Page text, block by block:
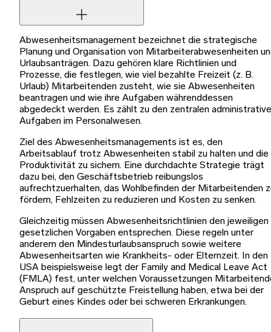
Abwesenheitsmanagement bezeichnet die strategische
Planung und Organisation von Mitarbeiterabwesenheiten
Urlaubsanträgen. Dazu gehören klare Richtlinien und
Prozesse, die festlegen, wie viel bezahlte Freizeit (z. B.
Urlaub) Mitarbeitenden zusteht, wie sie Abwesenheiten
beantragen und wie ihre Aufgaben währenddessen
abgedeckt werden. Es zählt zu den zentralen
Aufgaben im Personalwesen.
Ziel des Abwesenheitsmanagements ist es, den
Arbeitsablauf trotz Abwesenheiten stabil zu halten und die
Produktivität zu sichern. Eine durchdachte Strategie trägt
dazu bei, den Geschäftsbetrieb reibungslos
aufrechtzuerhalten, das Wohlbefinden der Mitarbeitenden
fördern, Fehlzeiten zu reduzieren und Kosten zu senken.
Gleichzeitig müssen Abwesenheitsrichtlinien den jeweiligen
gesetzlichen Vorgaben entsprechen. Diese regeln unter
anderem den Mindesturlaubsanspruch sowie weitere
Abwesenheitsarten wie Krankheits- oder Elternzeit. In den
USA beispielsweise legt der Family and Medical Leave Act
(FMLA) fest, unter welchen Voraussetzungen
Anspruch auf geschützte Freistellung haben, etwa bei der
Geburt eines Kindes oder bei schweren Erkrankungen.